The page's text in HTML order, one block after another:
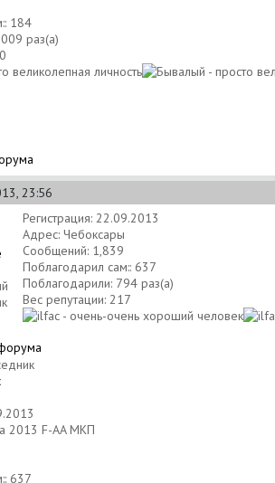
184
раз(а)
23:56
Регистрация: 22.09.2013
Адрес: Чебоксары
Сообщений: 1,839
Поблагодарил сам:: 637
Поблагодарили: 794 раз(а)
Вес репутации: 217
2013 F-AA МКП
637